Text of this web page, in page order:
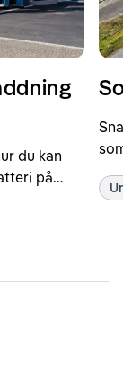
du kan
på
den
till